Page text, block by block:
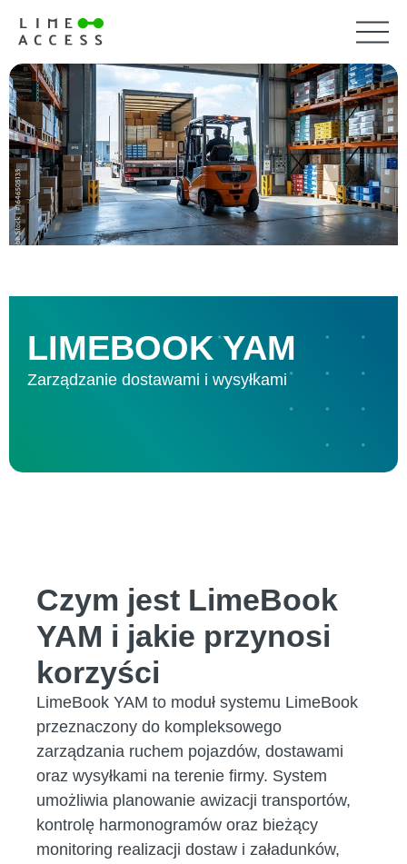
LIMEBOOK YAM
Zarządzanie dostawami i wysyłkami
Czym jest LimeBook
YAM i jakie przynosi
korzyści
LimeBook YAM to moduł systemu LimeBook
przeznaczony do kompleksowego
zarządzania ruchem pojazdów, dostawami
oraz wysyłkami na terenie firmy. System
umożliwia planowanie awizacji transportów,
kontrolę harmonogramów oraz bieżący
monitoring realizacji dostaw i załadunków,